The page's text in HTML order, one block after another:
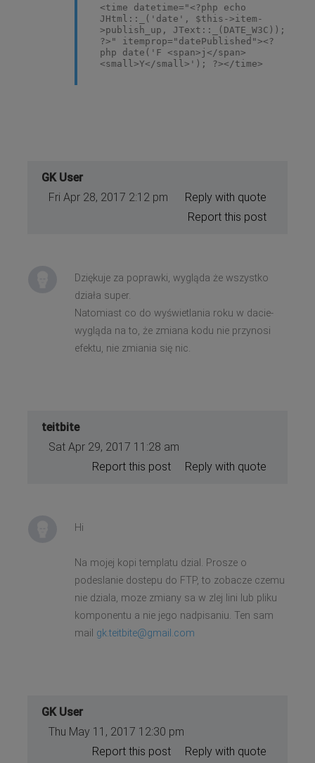
<time datetime="<?php echo
JHtml::_('date', $this->item-
>publish_up, JText::_(DATE_W3C));
?>" itemprop="datePublished"><?
php date('F <span>j</span>
<small>Y</small>'); ?></time>
GK User
Fri Apr 28, 2017 2:12 pm
Reply with quote
Report this post
Dziękuje za poprawki, wygląda że wszystko
działa super.
Natomiast co do wyświetlania roku w dacie-
wygląda na to, że zmiana kodu nie przynosi
efektu, nie zmiania się nic.
teitbite
Sat Apr 29, 2017 11:28 am
Reply with quote
Report this post
Hi
Na mojej kopi templatu dzial. Prosze o
podeslanie dostepu do FTP, to zobacze czemu
nie dziala, moze zmiany sa w zlej lini lub pliku
komponentu a nie jego nadpisaniu. Ten sam
mail gk.teitbite@gmail.com
GK User
Thu May 11, 2017 12:30 pm
Reply with quote
Report this post